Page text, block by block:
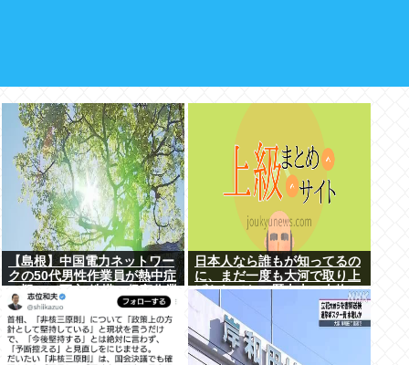
【島根】中国電力ネットワー
クの50代男性作業員が熱中症
の疑いで死亡 鉄塔の保守作業
後に倒れる 邑南町
日本人なら誰もが知ってるの
に、まだ一度も大河で取り上
げられてない歴史上の人物